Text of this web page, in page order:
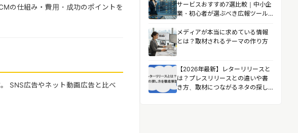
の仕組み・費用・成功のポイントを
SNS広告やネット動画広告と比べ
サービスおすすめ7選比較｜中小企
業・初心者が選ぶべき広報ツール
メディアが本当に求めている情報
とは？取材されるテーマの作り方
【2026年最新】レターリリースと
は？プレスリリースとの違いや書
き方、取材につながるネタの探し